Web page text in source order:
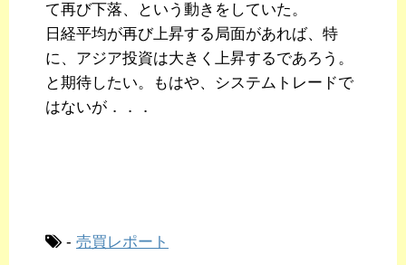
て再び下落、という動きをしていた。
日経平均が再び上昇する局面があれば、特
に、アジア投資は大きく上昇するであろう。
と期待したい。もはや、システムトレードで
はないが．．．
- 売買レポート